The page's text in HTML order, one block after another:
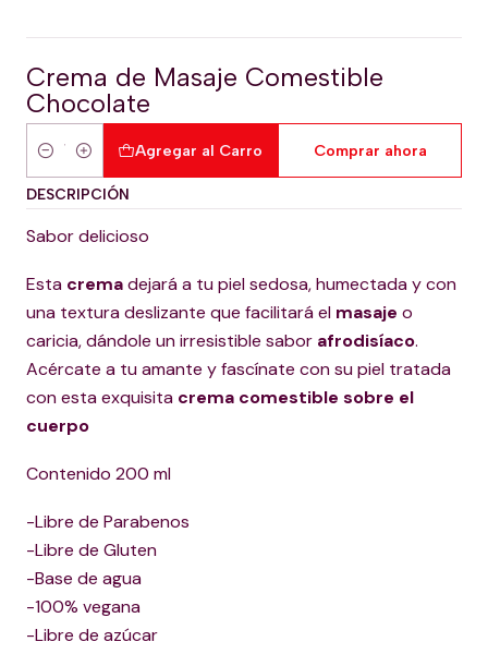
Crema de Masaje Comestible
Chocolate
Cantidad
Agregar al Carro Comprar ahora
DESCRIPCIÓN
Sabor delicioso
Esta cremadejará a tu piel sedosa, humectada y con
una textura deslizante que facilitará el masaje o
caricia, dándole un irresistible sabor afrodisíaco.
Acércate a tu amante y fascínate con su piel tratada
con esta exquisita crema comestible sobre el
cuerpo
Contenido 200 ml
-Libre de Parabenos
-Libre de Gluten
-Base de agua
-100% vegana
-Libre de azúcar